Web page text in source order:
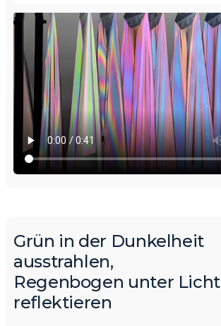
Grün in der Dunkelheit
ausstrahlen,
Regenbogen unter Licht
reflektieren